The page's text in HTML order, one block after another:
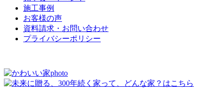
施工事例
お客様の声
資料請求・お問い合わせ
プライバシーポリシー